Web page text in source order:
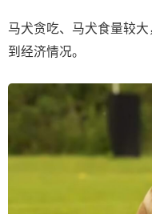
马犬贪吃、马犬食量较
到经济情况。